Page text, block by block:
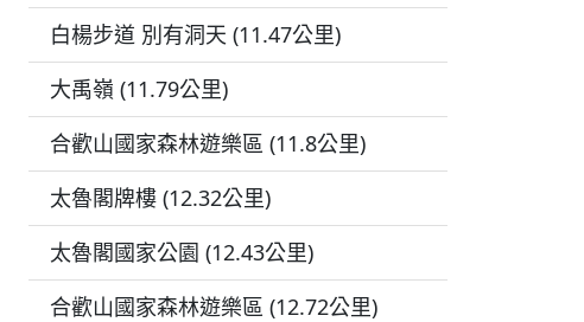
白楊步道 別有洞天 (11.47公里)
大禹嶺 (11.79公里)
合歡山國家森林遊樂區 (11.8公里)
太魯閣牌樓 (12.32公里)
太魯閣國家公園 (12.43公里)
合歡山國家森林遊樂區 (12.72公里)